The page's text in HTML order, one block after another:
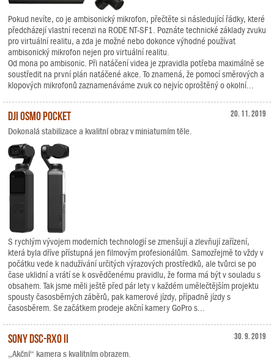
Pokud nevíte, co je ambisonický mikrofon, přečtěte si následující řádky, které
předcházejí vlastní recenzi na RODE NT-SF1. Poznáte technické základy zvuku
pro virtuální realitu, a zda je možné nebo dokonce výhodné používat
ambisonický mikrofon nejen pro virtuální realitu.
Od mona po ambisonic. Při natáčení videa je zpravidla potřeba maximálně se
soustředit na první plán natáčené akce. To znamená, že pomocí směrových a
klopových mikrofonů zaznamenáváme zvuk co nejvíc oproštěný o okolní...
20. 11. 2019
DJI Osmo Pocket
Dokonalá stabilizace a kvalitní obraz v miniaturním těle.
S rychlým vývojem moderních technologií se zmenšují a zlevňují zařízení,
která byla dříve přístupná jen filmovým profesionálům. Samozřejmě to vždy v
počátku vede k nadužívání určitých výrazových prostředků, ale tvůrci se po
čase uklidní a vrátí se k osvědčenému pravidlu, že forma má být v souladu s
obsahem. Tak jsme měli ještě před pár lety v každém umělečtějším projektu
spousty časosběrných záběrů, pak kamerové jízdy, případně jízdy s
časosběrem. Se začátkem prodeje akční kamery GoPro s...
30. 9. 2019
Sony DSC-RX0 II
„Akční“ kamera s kvalitním obrazem.